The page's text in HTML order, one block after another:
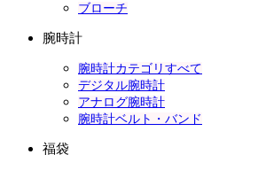
ブローチ
腕時計
腕時計カテゴリすべて
デジタル腕時計
アナログ腕時計
腕時計ベルト・バンド
福袋